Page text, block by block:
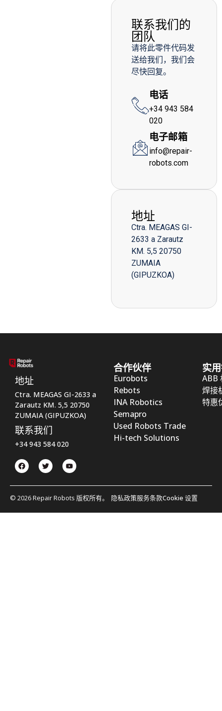
联系我们的
团队
请将此零件代码发
送给我们，我们会
尽快回复。
电话
+34 943 584
020
电子邮箱
info@repair-
robots.com
地址
Ctra. MEAGAS GI-
2633 a Zarautz
KM. 5,5 20750
ZUMAIA
(GIPUZKOA)
地址
Ctra. MEAGAS GI-2633 a
Zarautz KM. 5,5 20750
ZUMAIA (GIPUZKOA)
联系我们
+34 943 584 020
合作伙伴
Eurobots
Rebots
INA Robotics
Semapro
Used Robots Trade
Hi-tech Solutions
实
ABB
焊接
特惠
© 2026 Repair Robots 版权所有。 隐私政策服务条款Cookie 设置